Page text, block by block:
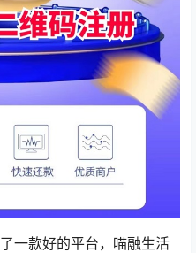
一款好的平台，喵融生活